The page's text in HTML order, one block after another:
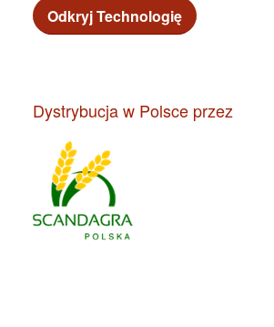
Odkryj Technologię
Dystrybucja w Polsce przez